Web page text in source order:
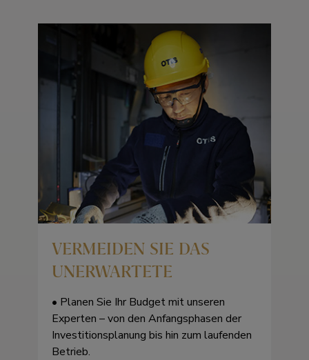
VERMEIDEN SIE DAS
UNERWARTETE
• Planen Sie Ihr Budget mit unseren
Experten – von den Anfangsphasen der
Investitionsplanung bis hin zum laufenden
Betrieb.